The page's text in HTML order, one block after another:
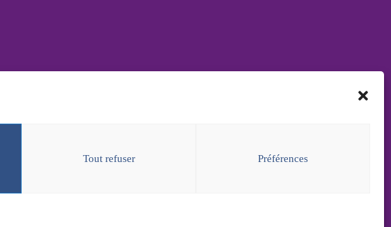
Tout refuser Préférences
Marmande. Tél. : 05 53 64 44 44